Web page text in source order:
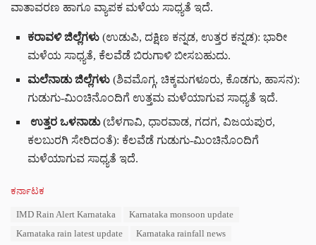
ವಾತಾವರಣ ಹಾಗೂ ವ್ಯಾಪಕ ಮಳೆಯ ಸಾಧ್ಯತೆ ಇದೆ.
ಕರಾವಳಿ ಜಿಲ್ಲೆಗಳು (ಉಡುಪಿ, ದಕ್ಷಿಣ ಕನ್ನಡ, ಉತ್ತರ ಕನ್ನಡ): ಭಾರೀ
ಮಳೆಯ ಸಾಧ್ಯತೆ, ಕೆಲವೆಡೆ ಬಿರುಗಾಳಿ ಬೀಸಬಹುದು.
ಮಲೆನಾಡು ಜಿಲ್ಲೆಗಳು (ಶಿವಮೊಗ್ಗ, ಚಿಕ್ಕಮಗಳೂರು, ಕೊಡಗು, ಹಾಸನ):
ಗುಡುಗು-ಮಿಂಚಿನೊಂದಿಗೆ ಉತ್ತಮ ಮಳೆಯಾಗುವ ಸಾಧ್ಯತೆ ಇದೆ.
ಉತ್ತರ ಒಳನಾಡು(ಬೆಳಗಾವಿ, ಧಾರವಾಡ, ಗದಗ, ವಿಜಯಪುರ,
ಕಲಬುರಗಿ ಸೇರಿದಂತೆ): ಕೆಲವೆಡೆ ಗುಡುಗು-ಮಿಂಚಿನೊಂದಿಗೆ
ಮಳೆಯಾಗುವ ಸಾಧ್ಯತೆ ಇದೆ.
C
ಕರ್ನಾಟಕ
IMD Rain Alert Karnataka
Karnataka monsoon update
Karnataka rain latest update
Karnataka rainfall news